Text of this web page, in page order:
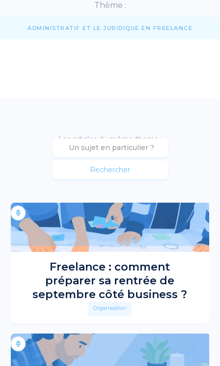
Thème :
ADMINISTRATIF ET LE JURIDIQUE EN FREELANCE
Les articles du même theme :
Freelance : comment
préparer sa rentrée de
septembre côté business ?
Organisation